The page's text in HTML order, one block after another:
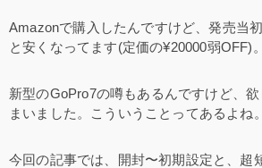
Amazonで購入したんですけど、発売当
と安くなってます(定価の¥20000弱OFF)。
新型のGoPro7の噂もあるんですけど、
まいました。こういうことってあるよね。
今回の記事では、開封〜初期設定と、超